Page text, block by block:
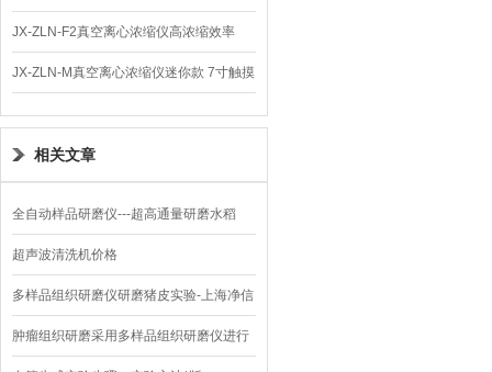
体
JX-ZLN-F2真空离心浓缩仪高浓缩效率
JX-ZLN-M真空离心浓缩仪迷你款 7寸触摸
屏
相关文章
全自动样品研磨仪---超高通量研磨水稻
超声波清洗机价格
多样品组织研磨仪研磨猪皮实验-上海净信
肿瘤组织研磨采用多样品组织研磨仪进行